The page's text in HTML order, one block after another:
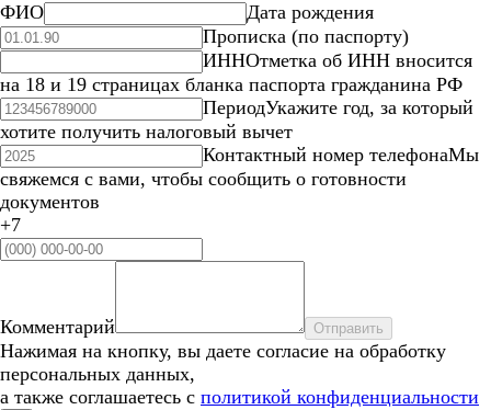
ФИО
Дата рождения
Прописка (по паспорту)
ИННОтметка об ИНН вносится
на 18 и 19 страницах бланка паспорта гражданина РФ
ПериодУкажите год, за который
хотите получить налоговый вычет
Контактный номер телефонаМы
свяжемся с вами, чтобы сообщить о готовности
документов
+7
Комментарий Отправить
Нажимая на кнопку, вы даете согласие на обработку
персональных данных,
а также соглашаетесь с политикой конфиденциальности